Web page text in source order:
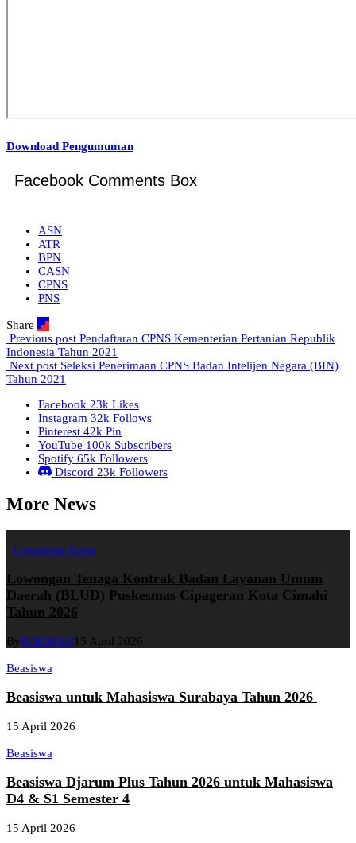
Download Pengumuman
Facebook Comments Box
ASN
ATR
BPN
CASN
CPNS
PNS
Share
Previous post Pendaftaran CPNS Kementerian Pertanian Republik
Indonesia Tahun 2021
Next post Seleksi Penerimaan CPNS Badan Intelijen Negara (BIN)
Tahun 2021
Facebook 23k Likes
Instagram 32k Follows
Pinterest 42k Pin
YouTube 100k Subscribers
Spotify 65k Followers
Discord 23k Followers
More News
Lowongan Kerja
Lowongan Tenaga Kontrak Badan Layanan Umum
Daerah (BLUD) Puskesmas Cipageran Kota Cimahi
Tahun 2026
ByROHMAN15 April 2026
Beasiswa
Beasiswa untuk Mahasiswa Surabaya Tahun 2026
15 April 2026
Beasiswa
Beasiswa Djarum Plus Tahun 2026 untuk Mahasiswa
D4 & S1 Semester 4
15 April 2026